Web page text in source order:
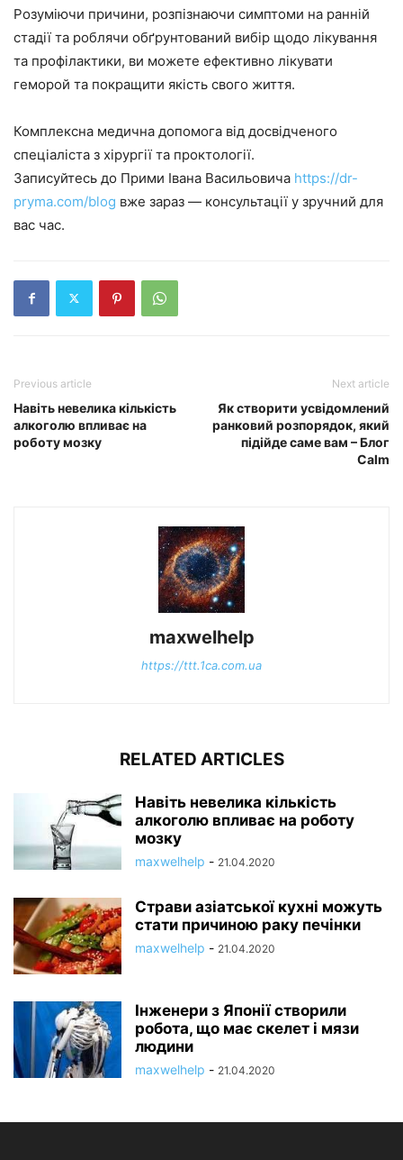
Розуміючи причини, розпізнаючи симптоми на ранній
стадії та роблячи обґрунтований вибір щодо лікування
та профілактики, ви можете ефективно лікувати
геморой та покращити якість свого життя.
Комплексна медична допомога від досвідченого
спеціаліста з хірургії та проктології.
Записуйтесь до Прими Івана Васильовича https://dr-
pryma.com/blog вже зараз — консультації у зручний для
вас час.
Previous article
Навіть невелика кількість
алкоголю впливає на
роботу мозку
Next article
Як створити усвідомлений
ранковий розпорядок, який
підійде саме вам – Блог
Calm
maxwelhelp
https://ttt.1ca.com.ua
RELATED ARTICLES
Навіть невелика кількість
алкоголю впливає на роботу
мозку
maxwelhelp - 21.04.2020
Страви азіатської кухні можуть
стати причиною раку печінки
maxwelhelp - 21.04.2020
Інженери з Японії створили
робота, що має скелет і мязи
людини
maxwelhelp - 21.04.2020